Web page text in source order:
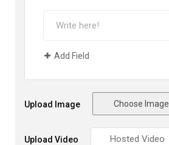
Add Field
Upload Image Choose Image
Upload Video